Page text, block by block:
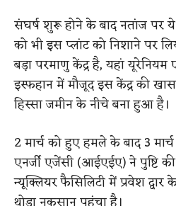
संघर्ष शुरू होने के बाद नतांज पर ये
को भी इस प्लांट को निशाने पर
बड़ा परमाणु केंद्र है, यहां यूरेनियम
इस्फहान में मौजूद इस केंद्र की
हिस्सा जमीन के नीचे बना हुआ है।
2 मार्च को हुए हमले के बाद 3
एनर्जी एजेंसी (आईएईए) ने पुष्टि
न्यूक्लियर फैसिलिटी में प्रवेश